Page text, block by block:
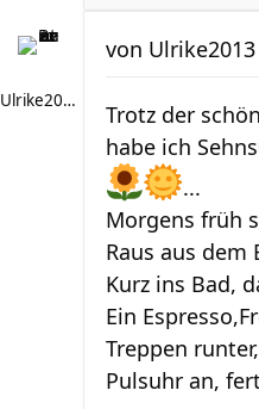
Ulrike2013
von Ulrike2013
Trotz der
habe ich
...
Morgens früh
Raus aus dem
Kurz ins Bad,
Ein
Treppen
Pulsuhr an,